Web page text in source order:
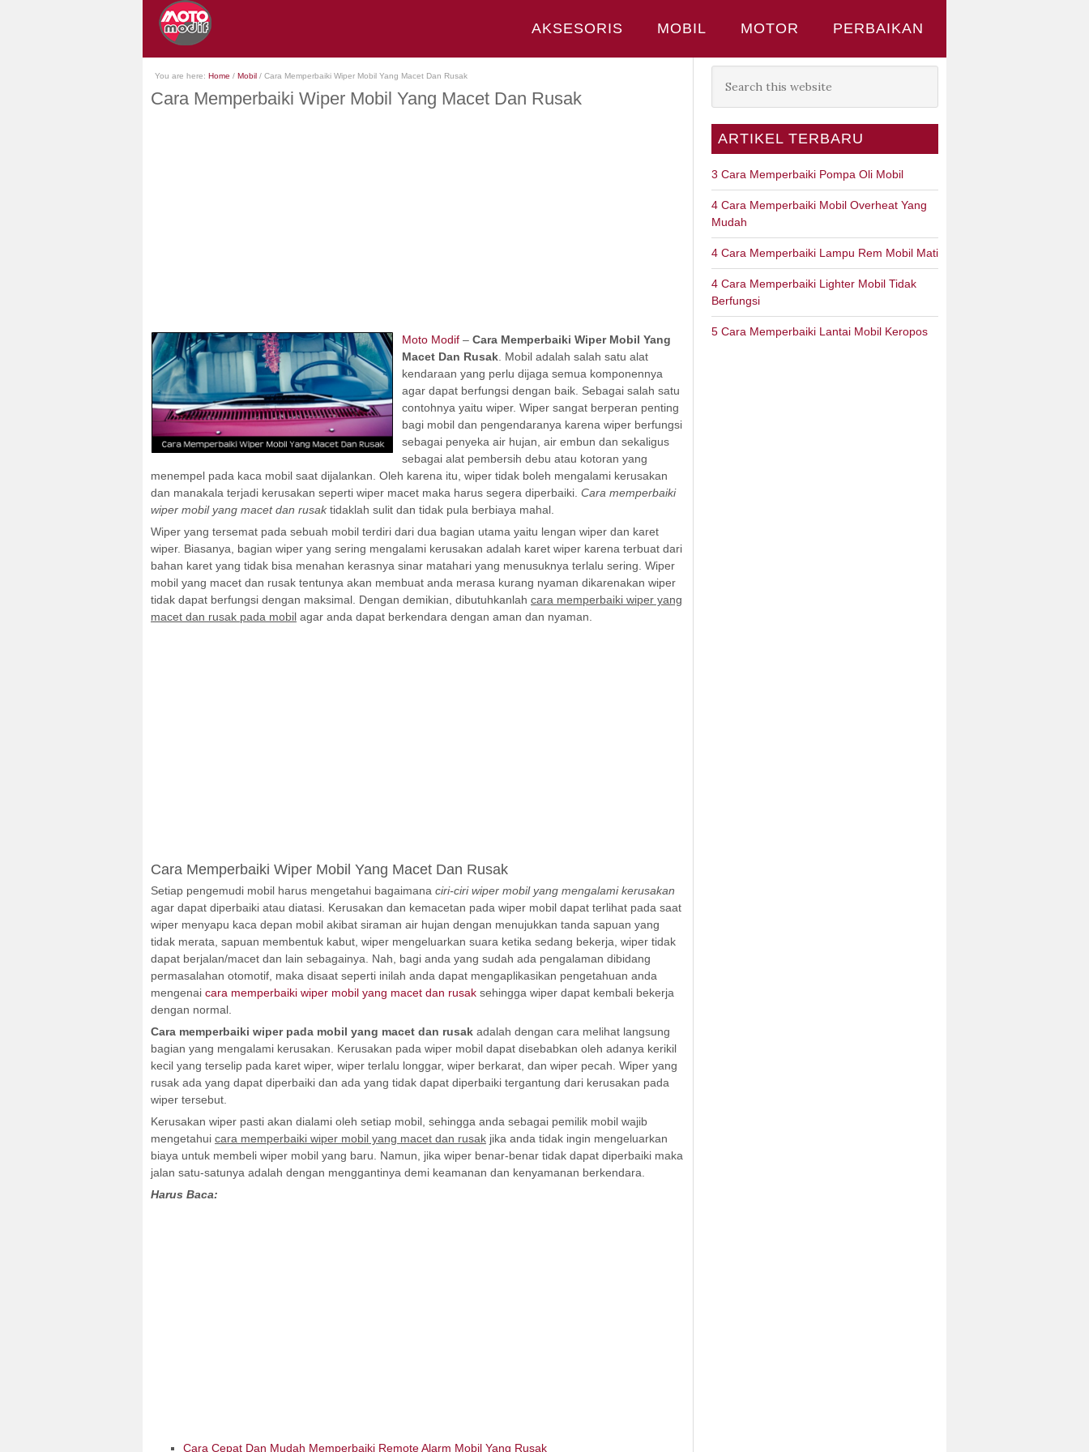
AKSESORIS MOBIL MOTOR PERBAIKAN
You are here: Home / Mobil / Cara Memperbaiki Wiper Mobil Yang Macet Dan Rusak
Cara Memperbaiki Wiper Mobil Yang Macet Dan Rusak
Moto Modif – Cara Memperbaiki Wiper Mobil Yang
Macet Dan Rusak . Mobil adalah salah satu alat
kendaraan yang perlu dijaga semua komponennya
agar dapat berfungsi dengan baik. Sebagai salah satu
contohnya yaitu wiper. Wiper sangat berperan penting
bagi mobil dan pengendaranya karena wiper berfungsi
sebagai penyeka air hujan, air embun dan sekaligus
sebagai alat pembersih debu atau kotoran yang
menempel pada kaca mobil saat dijalankan. Oleh karena itu, wiper tidak boleh mengalami kerusakan
dan manakala terjadi kerusakan seperti wiper macet maka harus segera diperbaiki. Cara memperbaiki
wiper mobil yang macet dan rusaktidaklah sulit dan tidak pula berbiaya mahal.
Wiper yang tersemat pada sebuah mobil terdiri dari dua bagian utama yaitu lengan wiper dan karet
wiper. Biasanya, bagian wiper yang sering mengalami kerusakan adalah karet wiper karena terbuat dari
bahan karet yang tidak bisa menahan kerasnya sinar matahari yang menusuknya terlalu sering. Wiper
mobil yang macet dan rusak tentunya akan membuat anda merasa kurang nyaman dikarenakan wiper
tidak dapat berfungsi dengan maksimal. Dengan demikian, dibutuhkanlah cara memperbaiki wiper yang
macet dan rusak pada mobil agar anda dapat berkendara dengan aman dan nyaman.
Cara Memperbaiki Wiper Mobil Yang Macet Dan Rusak
Setiap pengemudi mobil harus mengetahui bagaimana ciri-ciri wiper mobil yang mengalami kerusakan
agar dapat diperbaiki atau diatasi. Kerusakan dan kemacetan pada wiper mobil dapat terlihat pada saat
wiper menyapu kaca depan mobil akibat siraman air hujan dengan menujukkan tanda sapuan yang
tidak merata, sapuan membentuk kabut, wiper mengeluarkan suara ketika sedang bekerja, wiper tidak
dapat berjalan/macet dan lain sebagainya. Nah, bagi anda yang sudah ada pengalaman dibidang
permasalahan otomotif, maka disaat seperti inilah anda dapat mengaplikasikan pengetahuan anda
mengenai cara memperbaiki wiper mobil yang macet dan rusak sehingga wiper dapat kembali bekerja
dengan normal.
Cara memperbaiki wiper pada mobil yang macet dan rusak adalah dengan cara melihat langsung
bagian yang mengalami kerusakan. Kerusakan pada wiper mobil dapat disebabkan oleh adanya kerikil
kecil yang terselip pada karet wiper, wiper terlalu longgar, wiper berkarat, dan wiper pecah. Wiper yang
rusak ada yang dapat diperbaiki dan ada yang tidak dapat diperbaiki tergantung dari kerusakan pada
wiper tersebut.
Kerusakan wiper pasti akan dialami oleh setiap mobil, sehingga anda sebagai pemilik mobil wajib
mengetahui cara memperbaiki wiper mobil yang macet dan rusak jika anda tidak ingin mengeluarkan
biaya untuk membeli wiper mobil yang baru. Namun, jika wiper benar-benar tidak dapat diperbaiki maka
jalan satu-satunya adalah dengan menggantinya demi keamanan dan kenyamanan berkendara.
Harus Baca:
Cara Cepat Dan Mudah Memperbaiki Remote Alarm Mobil Yang Rusak
ARTIKEL TERBARU
3 Cara Memperbaiki Pompa Oli Mobil
4 Cara Memperbaiki Mobil Overheat Yang
Mudah
4 Cara Memperbaiki Lampu Rem Mobil Mati
4 Cara Memperbaiki Lighter Mobil Tidak
Berfungsi
5 Cara Memperbaiki Lantai Mobil Keropos